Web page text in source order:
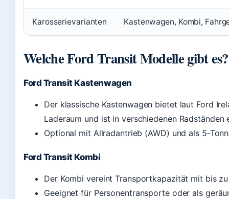
Karosserievarianten Kastenwagen, Kombi,
Welche Ford Transit Modelle gibt es?
Ford Transit Kastenwagen
Der klassische Kastenwagen bietet laut Ford
Laderaum und ist in verschiedenen Radständen
Optional mit Allradantrieb (AWD) und als
Ford Transit Kombi
Der Kombi vereint Transportkapazität mit bis
Geeignet für Personentransporte oder als